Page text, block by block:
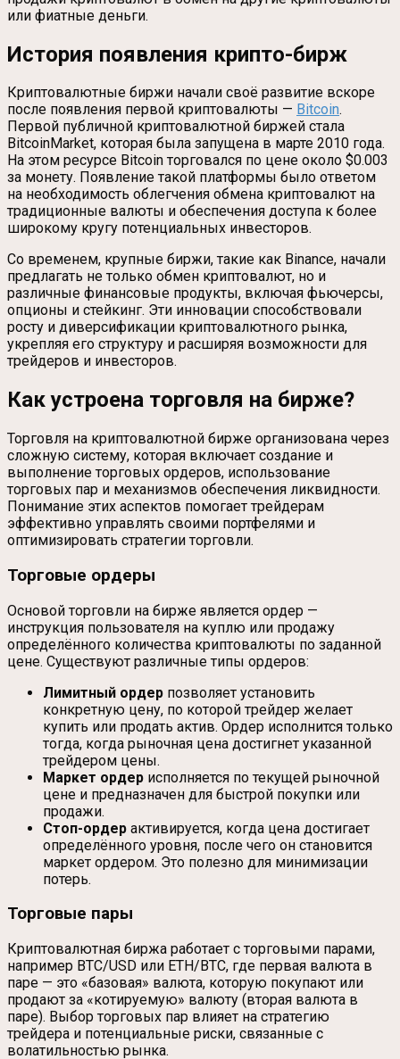
или фиатные деньги.
История появления крипто-бирж
Криптовалютные биржи начали своё развитие вскоре
после появления первой криптовалюты — Bitcoin.
Первой публичной криптовалютной биржей стала
BitcoinMarket, которая была запущена в марте 2010 года.
На этом ресурсе Bitcoin торговался по цене около $0.003
за монету. Появление такой платформы было ответом
на необходимость облегчения обмена криптовалют на
традиционные валюты и обеспечения доступа к более
широкому кругу потенциальных инвесторов.
Со временем, крупные биржи, такие как Binance, начали
предлагать не только обмен криптовалют, но и
различные финансовые продукты, включая фьючерсы,
опционы и стейкинг. Эти инновации способствовали
росту и диверсификации криптовалютного рынка,
укрепляя его структуру и расширяя возможности для
трейдеров и инвесторов.
Как устроена торговля на бирже?
Торговля на криптовалютной бирже организована через
сложную систему, которая включает создание и
выполнение торговых ордеров, использование
торговых пар и механизмов обеспечения ликвидности.
Понимание этих аспектов помогает трейдерам
эффективно управлять своими портфелями и
оптимизировать стратегии торговли.
Торговые ордеры
Основой торговли на бирже является ордер —
инструкция пользователя на куплю или продажу
определённого количества криптовалюты по заданной
цене. Существуют различные типы ордеров:
Лимитный ордер позволяет установить
конкретную цену, по которой трейдер желает
купить или продать актив. Ордер исполнится только
тогда, когда рыночная цена достигнет указанной
трейдером цены.
Маркет ордер исполняется по текущей рыночной
цене и предназначен для быстрой покупки или
продажи.
Стоп-ордер активируется, когда цена достигает
определённого уровня, после чего он становится
маркет ордером. Это полезно для минимизации
потерь.
Торговые пары
Криптовалютная биржа работает с торговыми парами,
например BTC/USD или ETH/BTC, где первая валюта в
паре — это «базовая» валюта, которую покупают или
продают за «котируемую» валюту (вторая валюта в
паре). Выбор торговых пар влияет на стратегию
трейдера и потенциальные риски, связанные с
волатильностью рынка.